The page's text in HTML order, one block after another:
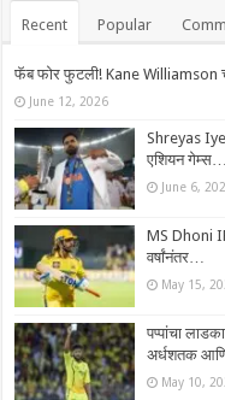
Recent Popular
फॅब फोर फुटली! Kane Williamson
June 12, 2026
Shreyas Iyer
एशियन गेम्स…
June 6,
MS Dhoni
वर्षांनंतर…
May 15,
पप्पांचा
अर्धशतक
May 10,